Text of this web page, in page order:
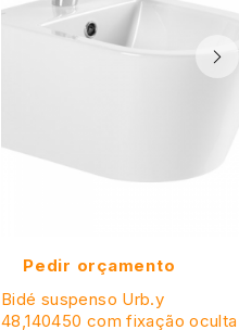
Pedir orçamento
Bidé suspenso Urb.y
48,140450 com fixação oculta